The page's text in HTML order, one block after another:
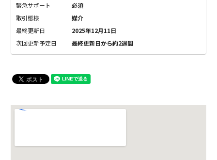
緊急サポート
必須
取引態様
媒介
最終更新日
2025年12月11日
次回更新予定日
最終更新日から約2週間